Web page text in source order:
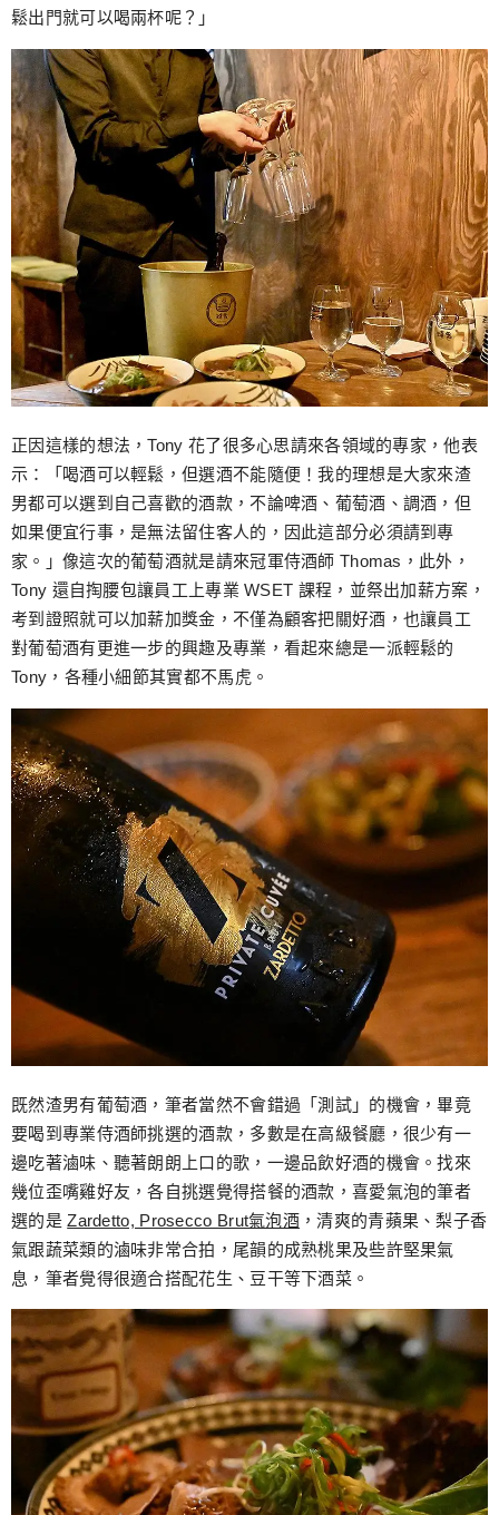
鬆出門就可以喝兩杯呢？」
正因這樣的想法，Tony 花了很多心思請來各領域的專家，他表
示：「喝酒可以輕鬆，但選酒不能隨便！我的理想是大家來渣
男都可以選到自己喜歡的酒款，不論啤酒、葡萄酒、調酒，但
如果便宜行事，是無法留住客人的，因此這部分必須請到專
家。」像這次的葡萄酒就是請來冠軍侍酒師 Thomas，此外，
Tony 還自掏腰包讓員工上專業 WSET 課程，並祭出加薪方案，
考到證照就可以加薪加獎金，不僅為顧客把關好酒，也讓員工
對葡萄酒有更進一步的興趣及專業，看起來總是一派輕鬆的
Tony，各種小細節其實都不馬虎。
既然渣男有葡萄酒，筆者當然不會錯過「測試」的機會，畢竟
要喝到專業侍酒師挑選的酒款，多數是在高級餐廳，很少有一
邊吃著滷味、聽著朗朗上口的歌，一邊品飲好酒的機會。找來
幾位歪嘴雞好友，各自挑選覺得搭餐的酒款，喜愛氣泡的筆者
選的是Zardetto, Prosecco Brut氣泡酒 ，清爽的青蘋果、梨子香
氣跟蔬菜類的滷味非常合拍，尾韻的成熟桃果及些許堅果氣
息，筆者覺得很適合搭配花生、豆干等下酒菜。